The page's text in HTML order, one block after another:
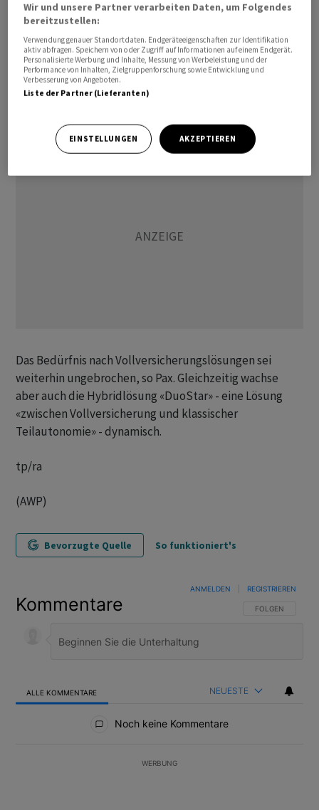
Die Versicherten erhielten 9,3 Millionen Franken aus
dem Überschussfonds, dies zusätzlich zur garantierten
Verzinsung. Der Versicherer konnte den Fonds im
Berichtsjahr mit weiteren 11 Millionen äufnen, so dass er
nun mit 34,6 Millionen Franken dotiert ist. Die
Ausschüttungsquote lag damit bei erneut hohen 94,8
Das Bedürfnis nach Vollversicherungslösungen sei
weiterhin ungebrochen, so Pax. Gleichzeitig wachse
aber auch die Hybridlösung «DuoStar» - eine Lösung
«zwischen Vollversicherung und klassischer
Teilautonomie» - dynamisch.
tp/ra
(AWP)
Bevorzugte Quelle So funktioniert's
Kommentare FOLGE DIESER
FOLGEN
ANMELDEN REGISTRIEREN
ALLE KOMMENTARE NEUESTE
Noch keine Kommentare
WERBUNG
Wir und unsere Partner verarbeiten Daten, um Folgendes
bereitzustellen:
Verwendung genauer Standortdaten. Endgeräteeigenschaften zur Identifikation
aktiv abfragen. Speichern von oder Zugriff auf Informationen auf einem Endgerät.
Personalisierte Werbung und Inhalte, Messung von Werbeleistung und der
Performance von Inhalten, Zielgruppenforschung sowie Entwicklung und
Verbesserung von Angeboten.
Liste der Partner (Lieferanten)
EINSTELLUNGEN AKZEPTIEREN